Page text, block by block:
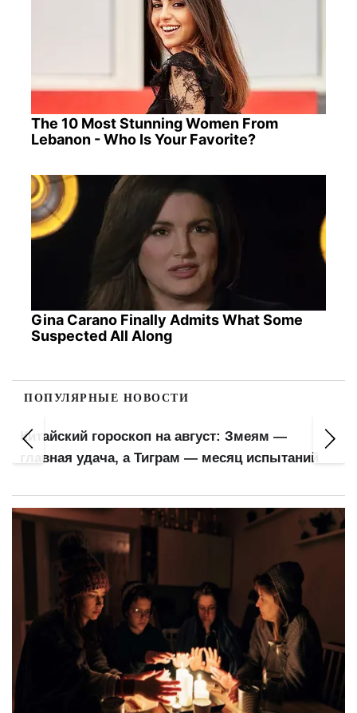
The 10 Most Stunning Women From
Lebanon - Who Is Your Favorite?
Gina Carano Finally Admits What Some
Suspected All Along
ПОПУЛЯРНЫЕ НОВОСТИ
Китайский гороскоп на август: Змеям —
главная удача, а Тиграм — месяц испытаний